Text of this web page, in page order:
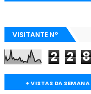
VISITANTE N°
2 2 8
+ VISTAS DA SEMANA